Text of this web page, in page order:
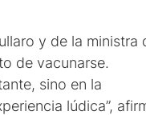
y de la ministra
de vacunarse.
sino en la
lúdica”,